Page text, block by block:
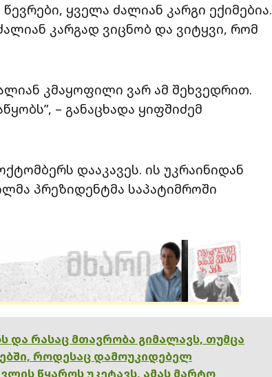
ყველა ძალიან კარგი ექიმებია.
კარგად ვიცნობ და ვიტყვი, რომ
კმაყოფილი ვარ ამ შეხვედრით.
– განაცხადა ყიფშიძემ
დააკავეს. ის უკრაინიდან
პრეზიდენტმა საპატიმროში
და რასაც მთავრობა გიმალავს, თუმცა
როდესაც დამოუკიდებელ
წყაროს უკეტავს, ამას მარტო